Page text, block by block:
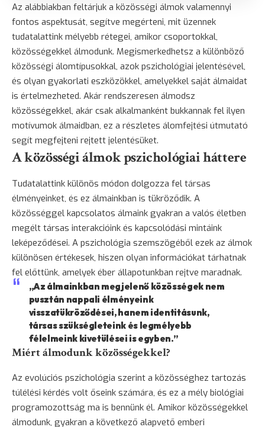
Az alábbiakban feltárjuk a közösségi álmok valamennyi
fontos aspektusát, segítve megérteni, mit üzennek
tudatalattink mélyebb rétegei, amikor csoportokkal,
közösségekkel álmodunk. Megismerkedhetsz a különböző
közösségi álomtípusokkal, azok pszichológiai jelentésével,
és olyan gyakorlati eszközökkel, amelyekkel saját álmaidat
is értelmezheted. Akár rendszeresen álmodsz
közösségekkel, akár csak alkalmanként bukkannak fel ilyen
motívumok álmaidban, ez a részletes álomfejtési útmutató
segít megfejteni rejtett jelentésüket.
A közösségi álmok pszichológiai háttere
Tudatalattink különös módon dolgozza fel társas
élményeinket, és ez álmainkban is tükröződik. A
közösséggel kapcsolatos álmaink gyakran a valós életben
megélt társas interakcióink és kapcsolódási mintáink
leképeződései. A pszichológia szemszögéből ezek az álmok
különösen értékesek, hiszen olyan információkat tárhatnak
fel előttünk, amelyek éber állapotunkban rejtve maradnak.
„Az álmainkban megjelenő közösségek nem
pusztán nappali élményeink
visszatükröződései, hanem identitásunk,
társas szükségleteink és legmélyebb
félelmeink kivetülései is egyben.”
Miért álmodunk közösségekkel?
Az evolúciós pszichológia szerint a közösséghez tartozás
túlélési kérdés volt őseink számára, és ez a mély biológiai
programozottság ma is bennünk él. Amikor közösségekkel
álmodunk, gyakran a következő alapvető emberi